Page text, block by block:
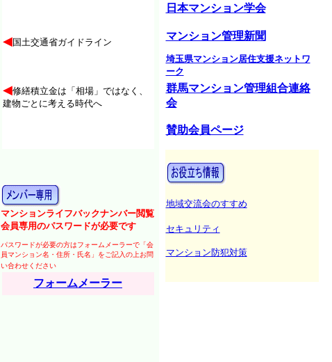
◀国土交通省ガイドライン
◀修繕積立金は「相場」ではなく、
建物ごとに考える時代へ
マンションライフバックナンバー閲覧
会員専用のパスワードが必要です
パスワードが必要の方はフォームメーラーで「会
員マンション名・住所・氏名」をご記入の上お問
い合わせください
フォームメーラー
日本マンション学会
マンション管理新聞
埼玉県マンション居住支援ネットワ
ーク
群馬マンション管理組合連絡
会
賛助会員ページ
地域交流会のすすめ
セキュリティ
マンション防犯対策